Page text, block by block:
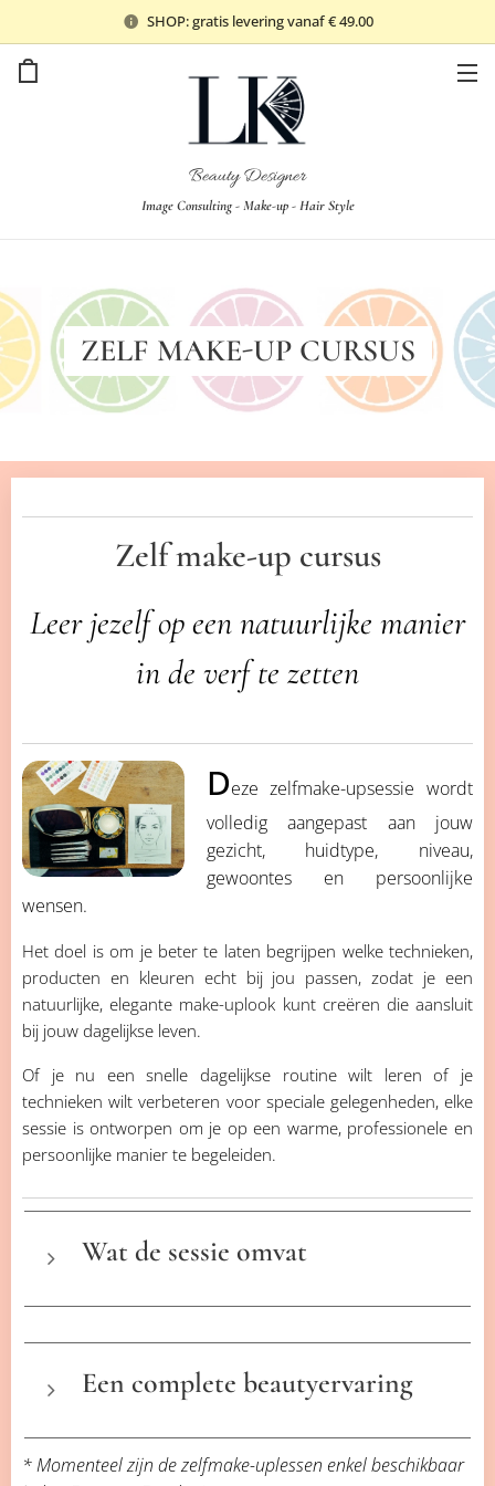
SHOP: gratis levering vanaf € 49.00
Beauty Designer
Image Consulting - Make-up - Hair Style
ZELF MAKE-UP CURSUS
Zelf make-up cursus
Leer jezelf op een natuurlijke manier
in de verf te zetten
Deze zelfmake-upsessie wordt
volledig aangepast aan jouw
gezicht, huidtype, niveau,
gewoontes en persoonlijke
wensen.
Het doel is om je beter te laten begrijpen welke technieken,
producten en kleuren echt bij jou passen, zodat je een
natuurlijke, elegante make-uplook kunt creëren die aansluit
bij jouw dagelijkse leven.
Of je nu een snelle dagelijkse routine wilt leren of je
technieken wilt verbeteren voor speciale gelegenheden, elke
sessie is ontworpen om je op een warme, professionele en
persoonlijke manier te begeleiden.
Wat de sessie omvat
Technieken afgestemd op jouw
Persoonlijk advies aangepast aan jouw
Een complete beautyervaring
Het is ook mogelijk om deze sessie te combineren
* Momenteel zijn de zelfmake-uplessen enkel beschikbaar